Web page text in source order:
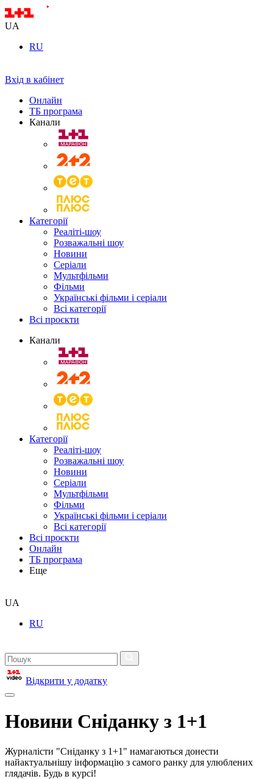
UA
RU
Вхід в кабінет
Онлайн
ТБ програма
Канали
Категорії
Реаліті-шоу
Розважальні шоу
Новини
Серіали
Мультфільми
Фільми
Українські фільми і серіали
Всі категорії
Всі проєкти
Канали
Категорії
Реаліті-шоу
Розважальні шоу
Новини
Серіали
Мультфільми
Фільми
Українські фільми і серіали
Всі категорії
Всі проєкти
Онлайн
ТБ програма
Еще
UA
RU
Відкрити у додатку
Новини Сніданку з 1+1
Журналісти "Сніданку з 1+1" намагаються донести
найактуальнішу інформацію з самого ранку для улюблених
глядачів. Будь в курсі!